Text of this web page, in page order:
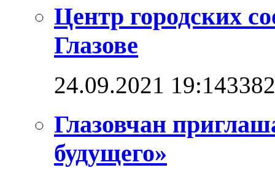
Центр городских
Глазове
24.09.2021 19:14
Глазовчан
будущего»